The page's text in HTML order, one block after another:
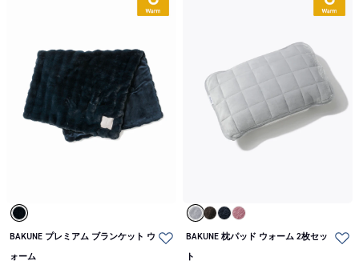
BAKUNE プレミアム ブランケット ウ
ォーム
BAKUNE 枕パッド ウォーム 2枚セッ
ト